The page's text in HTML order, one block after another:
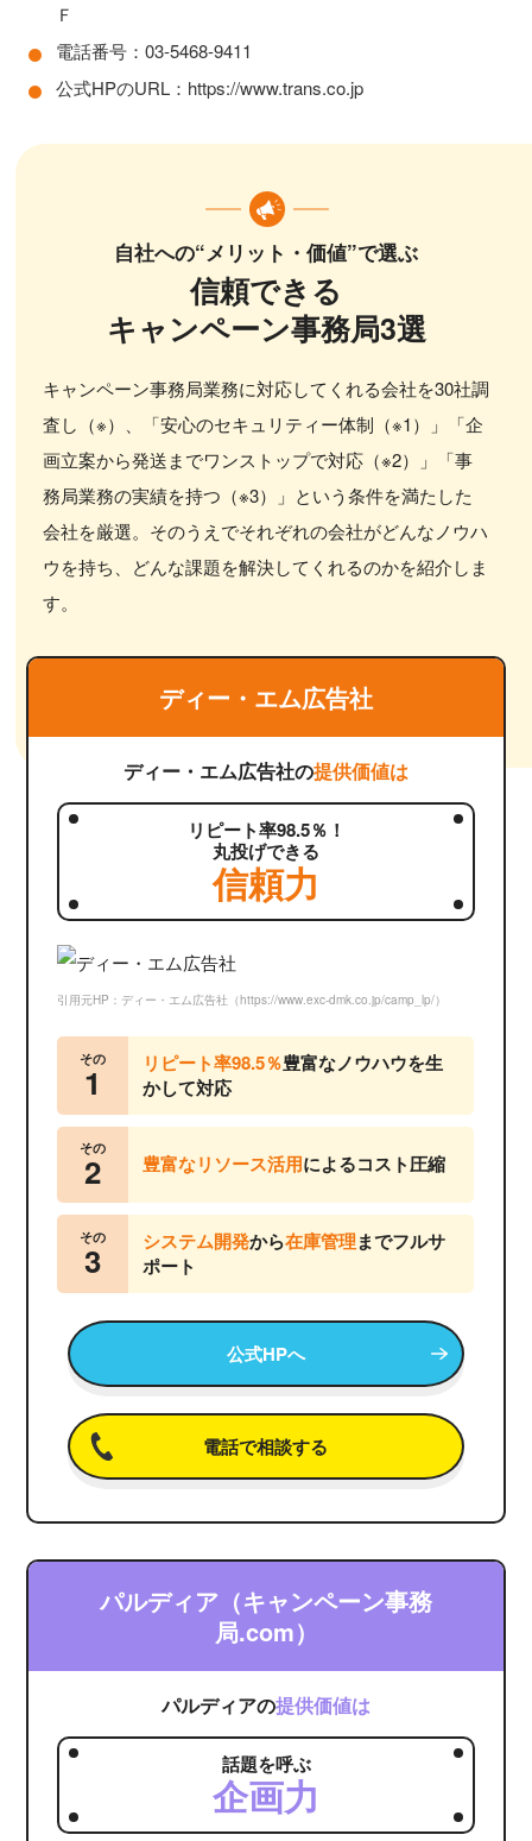
Ｆ
電話番号：03-5468-9411
公式HPのURL：https://www.trans.co.jp
自社への“メリット・価値”で選ぶ
信頼できる
キャンペーン事務局3選
キャンペーン事務局業務に対応してくれる会社を30社調
査し（※）、「安心のセキュリティー体制（※1）」「企
画立案から発送までワンストップで対応（※2）」「事
務局業務の実績を持つ（※3）」という条件を満たした
会社を厳選。そのうえでそれぞれの会社がどんなノウハ
ウを持ち、どんな課題を解決してくれるのかを紹介しま
す。
ディー・エム広告社
ディー・エム広告社の提供価値は
リピート率98.5％！
丸投げできる
信頼力
引用元HP：ディー・エム広告社（https://www.exc-dmk.co.jp/camp_lp/）
その
1 リピート率98.5％豊富なノウハウを生
かして対応
その
2 豊富なリソース活用によるコスト圧縮
その
3 システム開発から在庫管理までフルサ
ポート
公式HPへ
電話で相談する
パルディア（キャンペーン事務
局.com）
パルディアの提供価値は
話題を呼ぶ
企画力